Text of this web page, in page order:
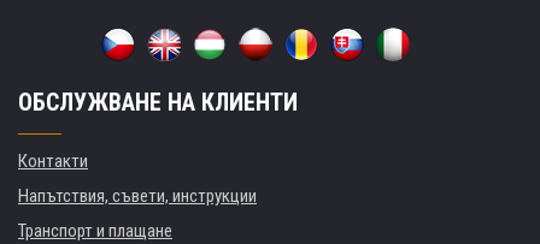
ОБСЛУЖВАНЕ НА КЛИЕНТИ
Контакти
Напътствия, съвети, инструкции
Транспорт и плащане